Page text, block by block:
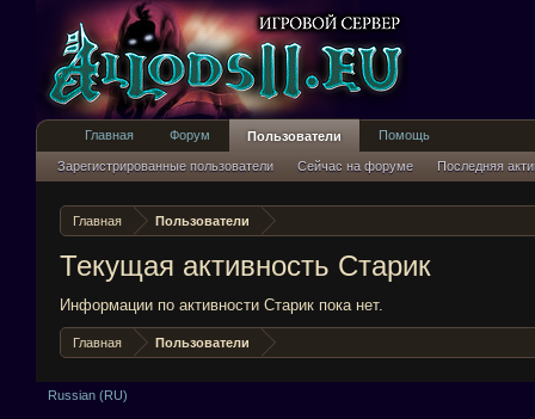
Главная Пользователи
Текущая активность Старик
Информации по активности Старик пока нет.
Главная Пользователи
Главная Форум Пользователи
Зарегистрированные пользователи Сейчас на форуме Последняя
Помощь
Russian (RU)